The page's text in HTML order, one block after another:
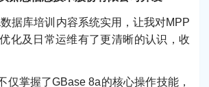
据库培训内容系统实用，让我对MPP
化及日常运维有了更清晰的认识，收
仅掌握了GBase 8a的核心操作技能，